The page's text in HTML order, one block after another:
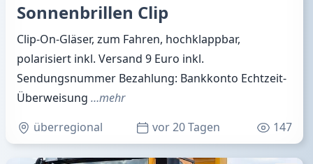
Sonnenbrillen Clip
Clip-On-Gläser, zum Fahren, hochklappbar,
polarisiert inkl. Versand 9 Euro inkl.
Sendungsnummer Bezahlung: Bankkonto Echtzeit-
Überweisung …mehr
überregional
vor 20 Tagen 147